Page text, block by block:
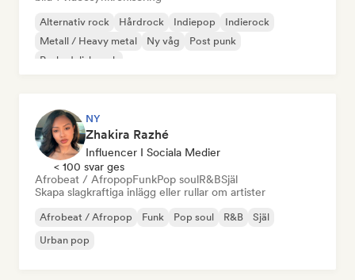
Alternativ rock Hårdrock Indiepop
Indierock
Metall / Heavy metal
Ny våg
Post punk
Psykedelisk rock
NY
Zhakira Razhé
Influencer I Sociala Medier
< 100 svar ges
Afrobeat / AfropopFunkPop soulR&BSjäl
Skapa slagkraftiga inlägg eller rullar om artister
Afrobeat / Afropop Funk Pop soul R&B
Själ
Urban pop